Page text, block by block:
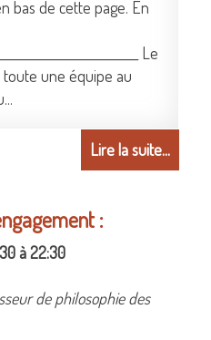
bas de cette page. En
Le
toute une équipe au
Lire la suite...
:
à 22:30
de philosophie des